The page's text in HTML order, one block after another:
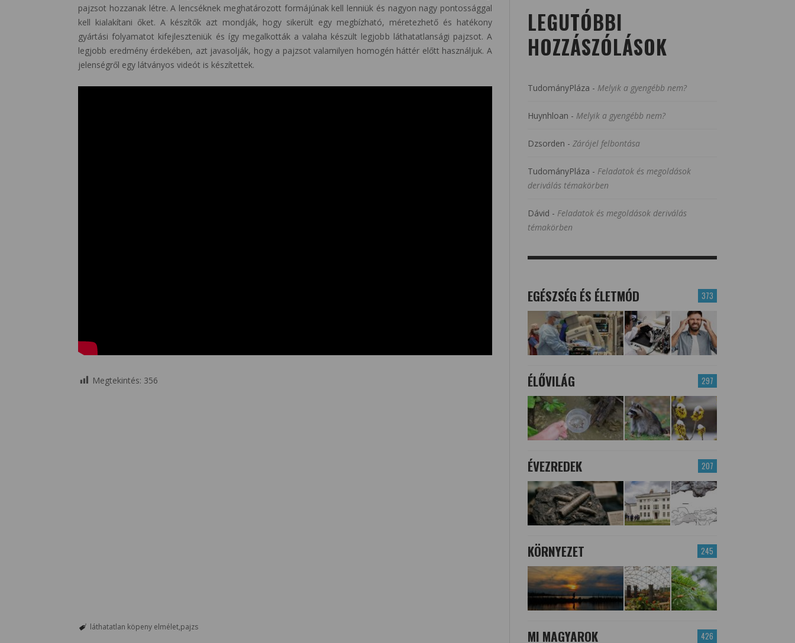
pajzsot hozzanak létre. A lencséknek meghatározott formájúnak kell lenniük és nagyon nagy pontossággal
kell kialakítani őket. A készítők azt mondják, hogy sikerült egy megbízható, méretezhető és hatékony
gyártási folyamatot kifejleszteniük és így megalkották a valaha készült legjobb láthatatlansági pajzsot. A
legjobb eredmény érdekében, azt javasolják, hogy a pajzsot valamilyen homogén háttér előtt használjuk. A
jelenségről egy látványos videót is készítettek.
Megtekintés: 356
láthatatlan köpeny elmélet pajzs
LEGUTÓBBI
HOZZÁSZÓLÁSOK
TudományPláza - Melyik a gyengébb nem?
Huynhloan - Melyik a gyengébb nem?
Dzsorden - Zárójel felbontása
TudományPláza - Feladatok és megoldások
deriválás témakörben
Dávid - Feladatok és megoldások deriválás
témakörben
373
EGÉSZSÉG ÉS ÉLETMÓD
297
ÉLŐVILÁG
207
ÉVEZREDEK
245
KÖRNYEZET
426
MI MAGYAROK